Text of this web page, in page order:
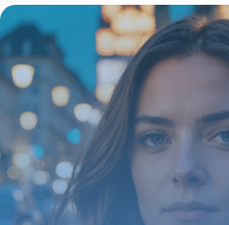
couverture santé en France
27 juillet 2026